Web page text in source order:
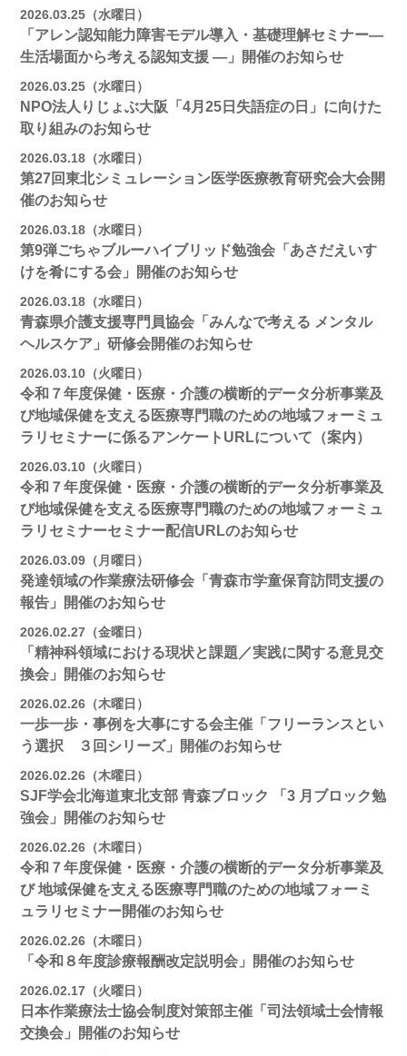
2026.03.25（水曜日）
「アレン認知能力障害モデル導入・基礎理解セミナー―
生活場面から考える認知支援 ―」開催のお知らせ
2026.03.25（水曜日）
NPO法人りじょぶ大阪「4月25日失語症の日」に向けた
取り組みのお知らせ
2026.03.18（水曜日）
第27回東北シミュレーション医学医療教育研究会大会開
催のお知らせ
2026.03.18（水曜日）
第9弾ごちゃブルーハイブリッド勉強会「あさだえいす
けを肴にする会」開催のお知らせ
2026.03.18（水曜日）
青森県介護支援専門員協会「みんなで考える メンタル
ヘルスケア」研修会開催のお知らせ
2026.03.10（火曜日）
令和７年度保健・医療・介護の横断的データ分析事業及
び地域保健を支える医療専門職のための地域フォーミュ
ラリセミナーに係るアンケートURLについて（案内）
2026.03.10（火曜日）
令和７年度保健・医療・介護の横断的データ分析事業及
び地域保健を支える医療専門職のための地域フォーミュ
ラリセミナーセミナー配信URLのお知らせ
2026.03.09（月曜日）
発達領域の作業療法研修会「青森市学童保育訪問支援の
報告」開催のお知らせ
2026.02.27（金曜日）
「精神科領域における現状と課題／実践に関する意見交
換会」開催のお知らせ
2026.02.26（木曜日）
一歩一歩・事例を大事にする会主催「フリーランスとい
う選択 ３回シリーズ」開催のお知らせ
2026.02.26（木曜日）
SJF学会北海道東北支部 ⻘森ブロック 「3 月ブロック勉
強会」開催のお知らせ
2026.02.26（木曜日）
令和７年度保健・医療・介護の横断的データ分析事業及
び 地域保健を支える医療専門職のための地域フォーミ
ュラリセミナー開催のお知らせ
2026.02.26（木曜日）
「令和８年度診療報酬改定説明会」開催のお知らせ
2026.02.17（火曜日）
日本作業療法士協会制度対策部主催「司法領域士会情報
交換会」開催のお知らせ